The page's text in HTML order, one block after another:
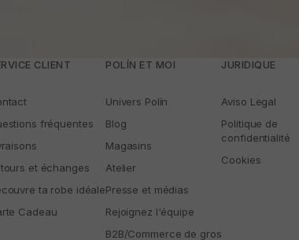
choix de la cérémonie et permettent également de varier
Pourquoi choisir une robe de mariée conçue
la tradition et l’artisanat local. Les robes conçues et
tissus haut de gamme et l’attention portée à chaque détail,
CLIENT
fréquentes
et échanges
ta robe idéale
Cadeau
POLÍN ET MOI
Univers Polín
Blog
Magasins
Atelier
Presse et médias
Rejoignez l'équipe
B2B/Commerce de gros
JURIDIQUE
Aviso Legal
Politique de
confidentialité
Cookies